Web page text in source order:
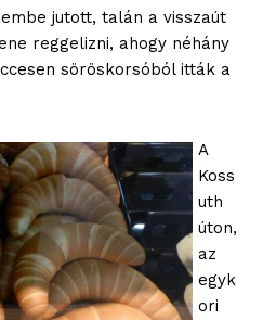
jutott, talán a visszaút
reggelizni, ahogy néhány
söröskorsóból itták a
A
Koss
uth
úton,
az
egyk
ori